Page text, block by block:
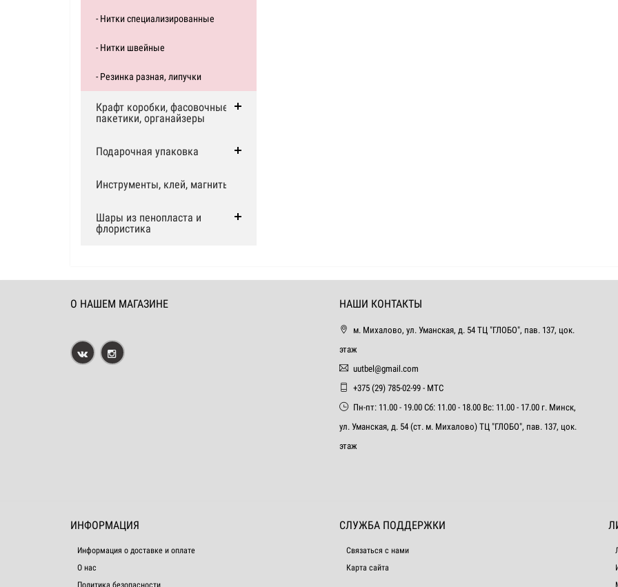
- Нитки специализированные
- Нитки швейные
- Резинка разная, липучки
Крафт коробки, фасовочные
пакетики, органайзеры
Подарочная упаковка
Инструменты, клей, магниты
Шары из пенопласта и
флористика
О НАШЕМ МАГАЗИНЕ НАШИ КОНТАКТЫ
м. Михалово, ул. Уманская, д. 54 ТЦ "ГЛОБО", пав. 137, цок.
этаж
uutbel@gmail.com
+375 (29) 785-02-99 - МТС
Пн-пт: 11.00 - 19.00 Сб: 11.00 - 18.00 Вс: 11.00 - 17.00 г. Минск,
ул. Уманская, д. 54 (ст. м. Михалово) ТЦ "ГЛОБО", пав. 137, цок.
этаж
ИНФОРМАЦИЯ
Информация о доставке и оплате
О нас
Политика безопасности
СЛУЖБА ПОДДЕРЖКИ
Связаться с нами
Карта сайта